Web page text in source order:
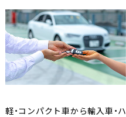
軽・コンパクト車から輸入車・ハ